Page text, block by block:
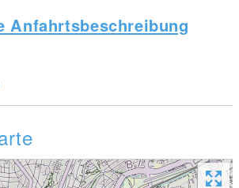
Anfahrtsbeschreibung